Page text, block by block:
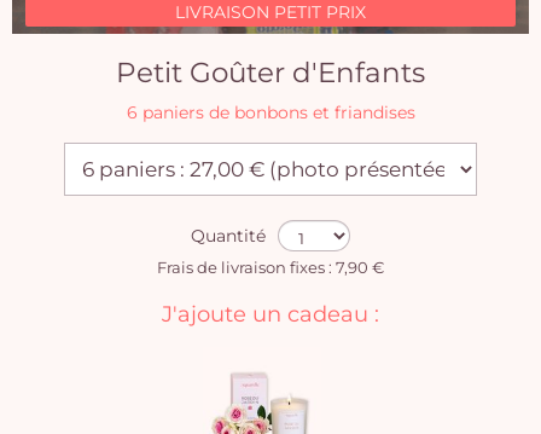
LIVRAISON PETIT PRIX
Petit Goûter d'Enfants
6 paniers de bonbons et friandises
Quantité
Frais de livraison fixes : 7,90 €
J'ajoute un cadeau :